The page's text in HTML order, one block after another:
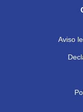
Aviso